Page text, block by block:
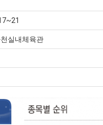
실내체육관